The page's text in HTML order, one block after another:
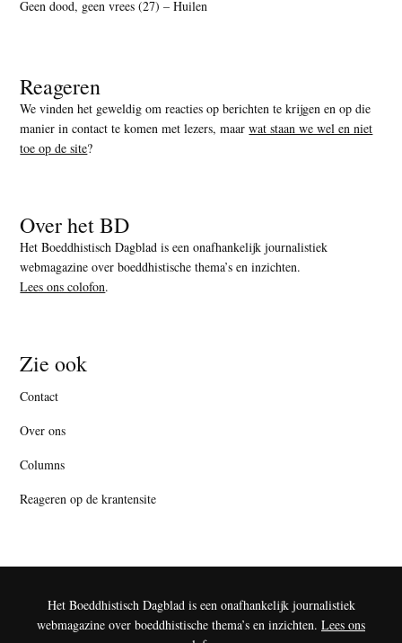
Geen dood, geen vrees (27) – Huilen
Reageren
We vinden het geweldig om reacties op berichten te krijgen en op die
manier in contact te komen met lezers, maarwat staan we wel en niet
toe op de site?
Over het BD
Het Boeddhistisch Dagblad is een onafhankelijk journalistiek
webmagazine over boeddhistische thema’s en inzichten.
Lees ons colofon.
Zie ook
Contact
Over ons
Columns
Reageren op de krantensite
Het Boeddhistisch Dagblad is een onafhankelijk journalistiek
webmagazine over boeddhistische thema’s en inzichten. Lees ons